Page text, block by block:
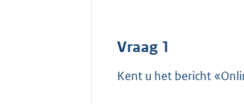
Vraag 1
Kent u het bericht